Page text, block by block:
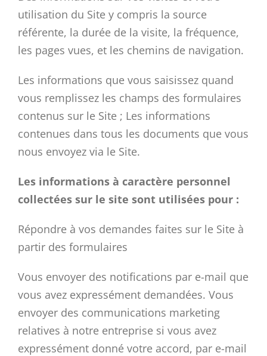
utilisation du Site y compris la source
référente, la durée de la visite, la fréquence,
les pages vues, et les chemins de navigation.
Les informations que vous saisissez quand
vous remplissez les champs des formulaires
contenus sur le Site ; Les informations
contenues dans tous les documents que vous
nous envoyez via le Site.
Les informations à caractère personnel
collectées sur le site sont utilisées pour :
Répondre à vos demandes faites sur le Site à
partir des formulaires
Vous envoyer des notifications par e-mail que
vous avez expressément demandées. Vous
envoyer des communications marketing
relatives à notre entreprise si vous avez
expressément donné votre accord, par e-mail